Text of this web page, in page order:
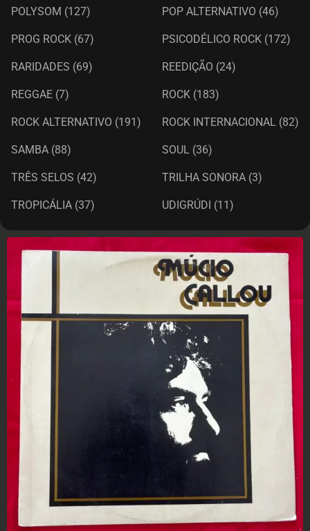
POLYSOM (127) POP ALTERNATIVO (46)
PROG ROCK (67) PSICODÉLICO ROCK (172)
RARIDADES (69) REEDIÇÃO (24)
REGGAE (7) ROCK (183)
ROCK ALTERNATIVO (191) ROCK INTERNACIONAL (82)
SAMBA (88) SOUL (36)
TRÊS SELOS (42) TRILHA SONORA (3)
TROPICÁLIA (37) UDIGRÚDI (11)